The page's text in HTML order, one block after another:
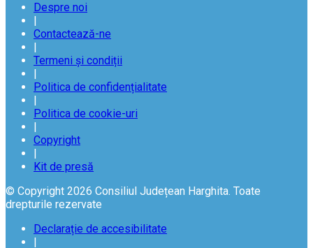
Despre noi
Contactează-ne
Termeni și condiții
Politica de confidențialitate
Politica de cookie-uri
Copyright
Kit de presă
© Copyright 2026 Consiliul Județean Harghita. Toate
drepturile rezervate
Declarație de accesibilitate